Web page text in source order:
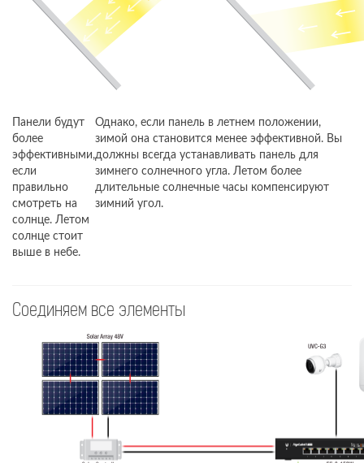
Панели будут
более
эффективными,
если
правильно
смотреть на
солнце. Летом
солнце стоит
выше в небе.
Однако, если панель в летнем положении,
зимой она становится менее эффективной. Вы
должны всегда устанавливать панель для
зимнего солнечного угла. Летом более
длительные солнечные часы компенсируют
зимний угол.
Соединяем все элементы